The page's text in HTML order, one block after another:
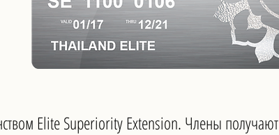
Elite Superiority Extension. Члены получают